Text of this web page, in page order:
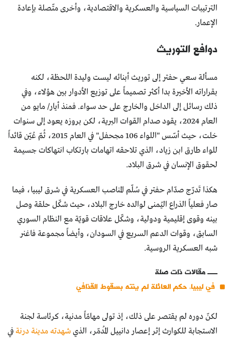
الترتيبات السياسية والعسكرية والاقتصادية، وأخرى متّصلة بإعادة
الإعمار.
دوافع التوريث
مسألة سعي حفتر إلى توريث أبنائه ليست وليدة اللحظة، لكنه
بقراراته الأخيرة بدا أكثر تصميماً على توزيع الأدوار بين هؤلاء، وفي
ذلك رسائل إلى الداخل والخارج على حد سواء. فمنذ أيار/ مايو من
العام 2024، يقود صدام القوات البرية، لكن بروزه يعود إلى سنوات
خلت، حيث أسّس "اللواء 106 مجحفل" في العام 2015، ثُمّ عُيّن قائداً
للواء طارق ابن زياد، الذي تلاحقه اتهامات بارتكاب انتهاكات جسيمة
لحقوق الإنسان في شرق البلاد.
هكذا تَدرّج صدّام حفتر في سُلّم المناصب العسكرية في شرق ليبيا، فيما
صار فعلياً الذراع اليُمنى لوالده خارج البلاد، حيث شكّل حلقة وصل
بينه وقوى إقليمية ودولية، وشكّل علاقات قويّة مع النظام السوري
السابق، وقوات الدعم السريع في السودان، وأيضاً مجموعة فاغنر
شبه العسكرية الروسية.
مقالات ذات صلة
في ليبيا، حكم العائلة لم ينته بسقوط القذافي
لكنّ دوره لم يقتصر على ذلك، إذ تولى مهامّاً مدنية، كرئاسة لجنة
الاستجابة للكوارث إثر إعصار دانييل المُدمّر، الذيشهدته مدينة درنةفي